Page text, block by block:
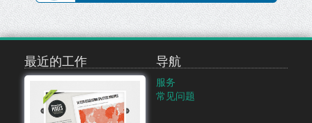
最近的工作 导航
服务
常见问题